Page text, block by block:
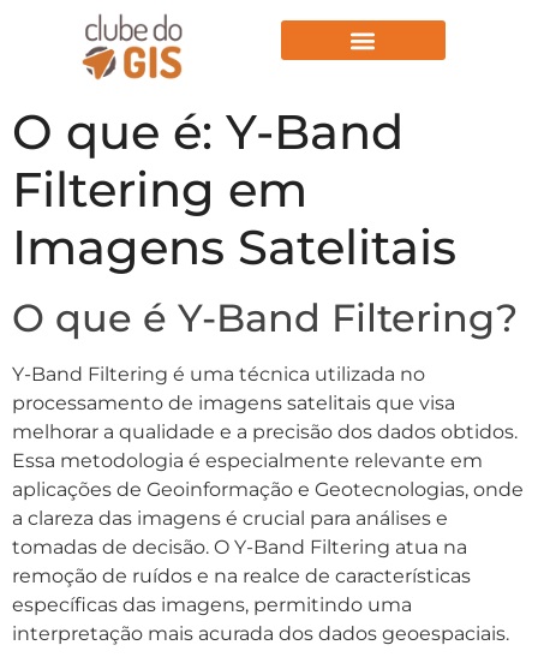
O que é: Y-Band
Filtering em
Imagens Satelitais
O que é Y-Band Filtering?
Y-Band Filtering é uma técnica utilizada no
processamento de imagens satelitais que visa
melhorar a qualidade e a precisão dos dados obtidos.
Essa metodologia é especialmente relevante em
aplicações de Geoinformação e Geotecnologias, onde
a clareza das imagens é crucial para análises e
tomadas de decisão. O Y-Band Filtering atua na
remoção de ruídos e na realce de características
específicas das imagens, permitindo uma
interpretação mais acurada dos dados geoespaciais.